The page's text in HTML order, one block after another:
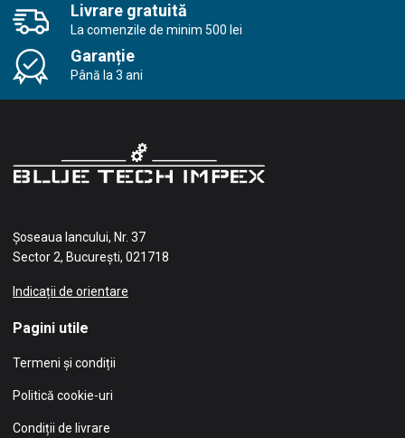
Livrare gratuită
La comenzile de minim 500 lei
Garanție
Până la 3 ani
Șoseaua Iancului, Nr. 37
Sector 2, București, 021718
Indicații de orientare
Pagini utile
Termeni și condiții
Politică cookie-uri
Condiții de livrare